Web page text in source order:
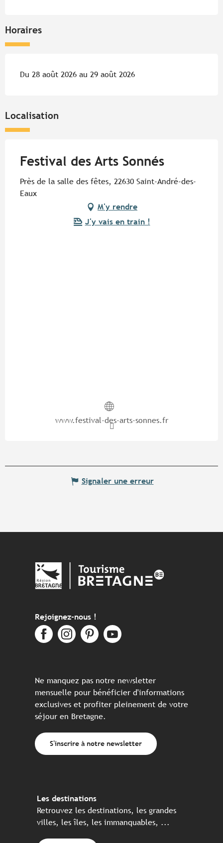
Horaires
Du 28 août 2026 au 29 août 2026
Localisation
Festival des Arts Sonnés
Près de la salle des fêtes, 22630 Saint-André-des-
Eaux
M'y rendre
J'y vais en train !
www.festival-des-arts-sonnes.fr
Signaler une erreur
Rejoignez-nous !
Ne manquez pas notre newsletter
mensuelle pour bénéficier d'informations
exclusives et profiter pleinement de votre
séjour en Bretagne.
S'inscrire à notre newsletter
Les destinations
Retrouvez les destinations, les grandes
villes, les îles, les immanquables, ...